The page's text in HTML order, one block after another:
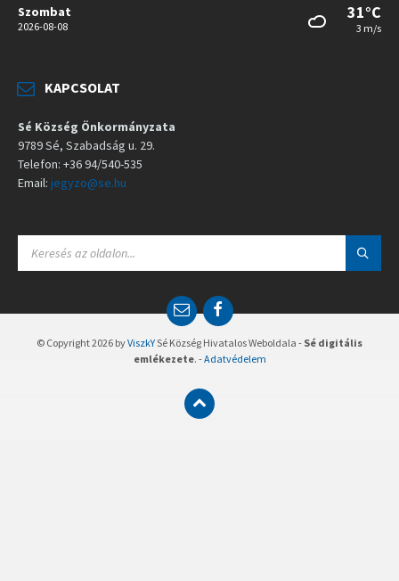
Szombat
2026-08-08
31°C
3 m/s
KAPCSOLAT
Sé Község Önkormányzata
9789 Sé, Szabadság u. 29.
Telefon: +36 94/540-535
Email: jegyzo@se.hu
A
E
m
a
i
l
F
a
c
e
b
© Copyright 2026 byViszkYSé Község Hivatalos Weboldala - Sé digitális
emlékezete. -Adatvédelem